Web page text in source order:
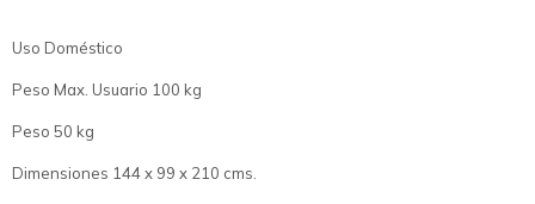
Uso Doméstico
Peso Max. Usuario 100 kg
Peso 50 kg
Dimensiones 144 x 99 x 210 cms.